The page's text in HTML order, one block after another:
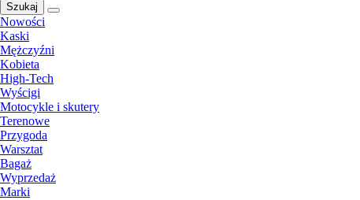
Szukaj
Nowości
Kaski
Mężczyźni
Kobieta
High-Tech
Wyścigi
Motocykle i skutery
Terenowe
Przygoda
Warsztat
Bagaż
Wyprzedaż
Marki